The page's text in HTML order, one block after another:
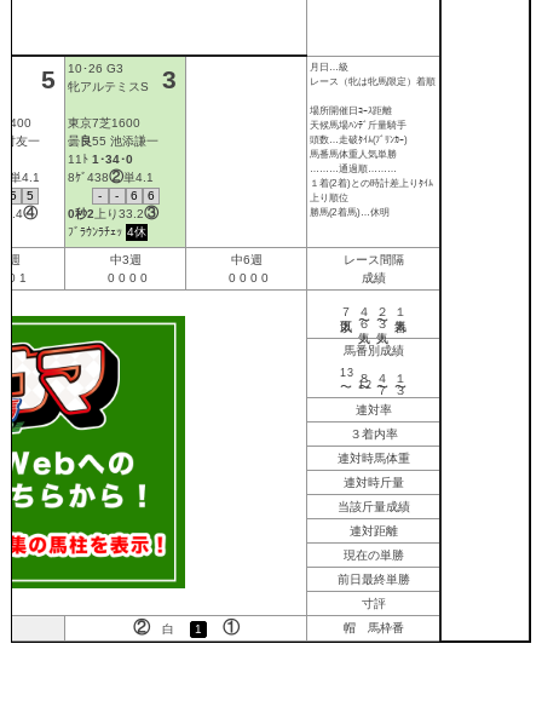
1400
村友一
単4.1
5
5
④
10･26 G3
牝アルテミスS
東京7芝1600
曇良55 池添謙一
11ﾄ 1･34･0
8ｹﾞ438②単4.1
-
- 6
6
0秒2 上り33.2③
ﾌﾞﾗｳﾝﾗﾁｪｯ 4休
月日…級
レース（牝は牝馬限定）着順
場所開催日ｺｰｽ距離
天候馬場ﾊﾝﾃﾞ斤量騎手
頭数…走破ﾀｲﾑ(ﾌﾞﾘﾝｶｰ)
馬番馬体重人気単勝
………通過順………
１着(2着)との時計差上りﾀｲﾑ
上り順位
勝馬(2着馬)…休明
週
0 1
中3週
0 0 0 0
中6週
0 0 0 0
レース間隔
成績
１番人気
２〜３人気
４〜６人気
７人気以下
馬番別成績
１〜３
４〜７
８〜
12
13
連対率
３着内率
連対時馬体重
連対時斤量
当該斤量成績
連対距離
現在の単勝
前日最終単勝
寸評
②白 1 ① 帽 馬枠番